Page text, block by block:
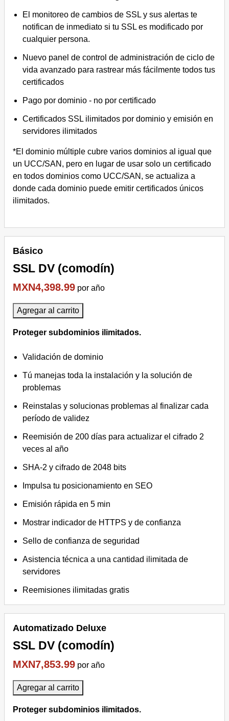
El monitoreo de cambios de SSL y sus alertas te
notifican de inmediato si tu SSL es modificado por
cualquier persona.
Nuevo panel de control de administración de ciclo de
vida avanzado para rastrear más fácilmente todos tus
certificados
Pago por dominio - no por certificado
Certificados SSL ilimitados por dominio y emisión en
servidores ilimitados
*El dominio múltiple cubre varios dominios al igual que
un UCC/SAN, pero en lugar de usar solo un certificado
en todos dominios como UCC/SAN, se actualiza a
donde cada dominio puede emitir certificados únicos
ilimitados.
Básico
SSL DV (comodín)
MXN4,398.99 por año
Agregar al carrito
Proteger subdominios ilimitados.
Validación de dominio
Tú manejas toda la instalación y la solución de
problemas
Reinstalas y solucionas problemas al finalizar cada
período de validez
Reemisión de 200 días para actualizar el cifrado 2
veces al año
SHA-2 y cifrado de 2048 bits
Impulsa tu posicionamiento en SEO
Emisión rápida en 5 min
Mostrar indicador de HTTPS y de confianza
Sello de confianza de seguridad
Asistencia técnica a una cantidad ilimitada de
servidores
Reemisiones ilimitadas gratis
Automatizado Deluxe
SSL DV (comodín)
MXN7,853.99 por año
Agregar al carrito
Proteger subdominios ilimitados.